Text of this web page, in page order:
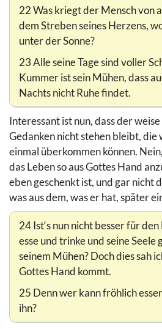
22 Was kriegt der Mensch von
dem Streben seines Herzens,
unter der Sonne?
23 Alle seine Tage sind voller
Kummer ist sein Mühen, dass
Nachts nicht Ruhe findet.
Interessant ist nun, dass der
Gedanken nicht stehen bleibt, die
einmal überkommen können.
das Leben so aus Gottes Hand
eben geschenkt ist, und gar nicht
was aus dem, was er hat, später
24 Ist‘s nun nicht besser für
esse und trinke und seine Seele
seinem Mühen? Doch dies sah
Gottes Hand kommt.
25 Denn wer kann fröhlich
ihn?